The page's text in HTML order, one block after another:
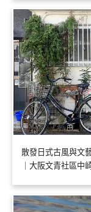
散發日式古風與文
｜大阪文青社區中